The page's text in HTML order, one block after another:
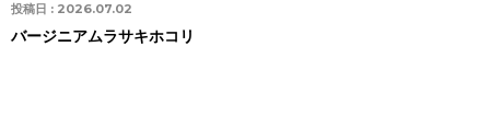
投稿日 : 2026.07.02
バージニアムラサキホコリ